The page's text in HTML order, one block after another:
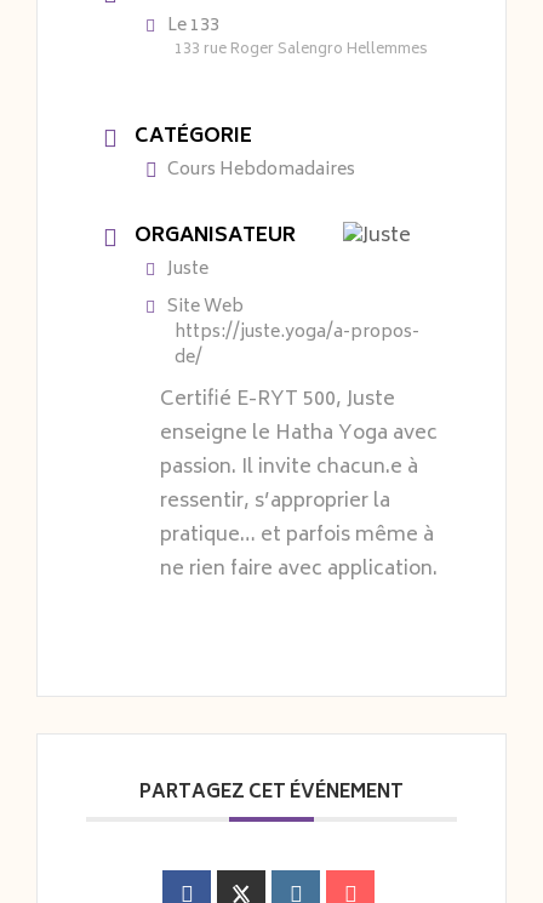
Le 133
133 rue Roger Salengro Hellemmes
CATÉGORIE
Cours Hebdomadaires
ORGANISATEUR
Juste
Site Web
https://juste.yoga/a-propos-
de/
Certifié E-RYT 500, Juste
enseigne le Hatha Yoga avec
passion. Il invite chacun.e à
ressentir, s’approprier la
pratique… et parfois même à
ne rien faire avec application.
PARTAGEZ CET ÉVÉNEMENT